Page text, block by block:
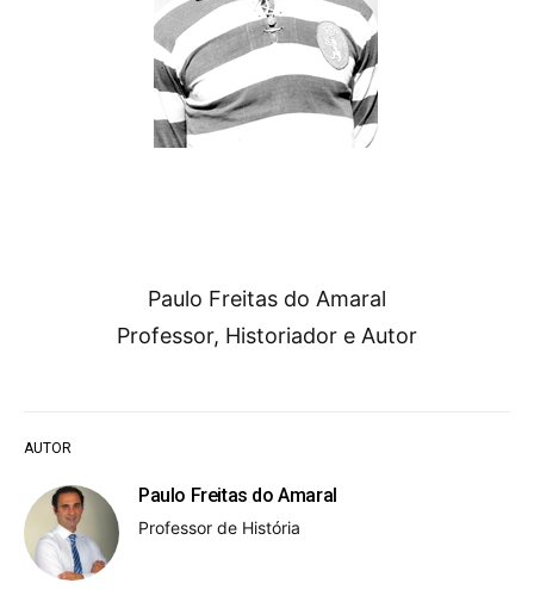
AUTOR
Paulo Freitas do Amaral
Professor de História
Paulo Freitas do Amaral
Professor, Historiador e Autor